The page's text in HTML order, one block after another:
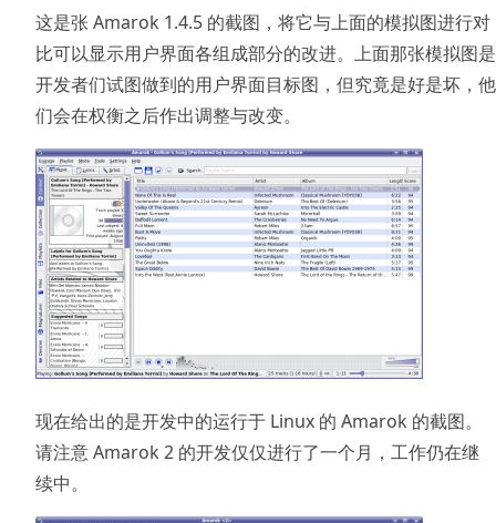
这是张 Amarok 1.4.5 的截图，将它与上面的模拟图进行对
比可以显示用户界面各组成部分的改进。上面那张模拟图是
开发者们试图做到的用户界面目标图，但究竟是好是坏，他
们会在权衡之后作出调整与改变。
现在给出的是开发中的运行于 Linux 的 Amarok 的截图。
请注意 Amarok 2 的开发仅仅进行了一个月，工作仍在继
续中。